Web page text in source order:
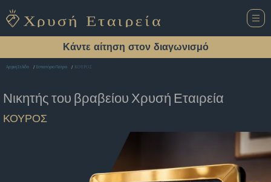
Κάντε αίτηση στον διαγωνισμό
Αρχική Σελίδα Εστιατόριο Πατρα ΚΟΥΡΟΣ
Νικητής του βραβείου Χρυσή Εταιρεία
ΚΟΥΡΟΣ